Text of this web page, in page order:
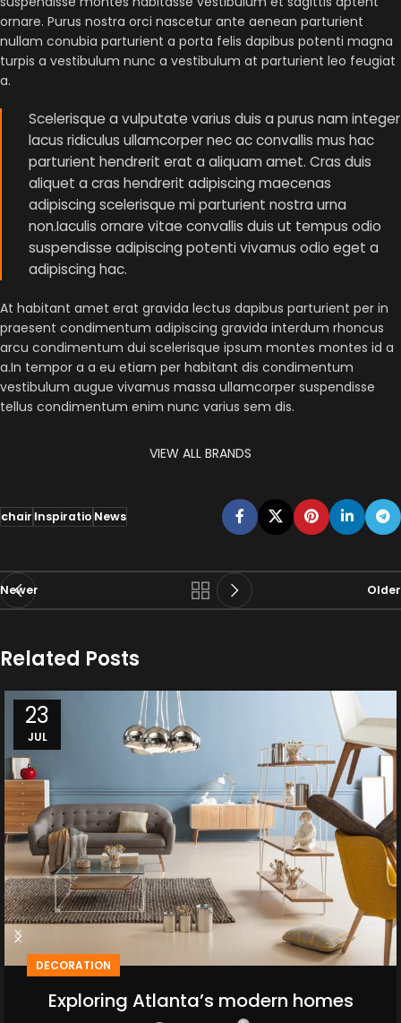
ornare. Purus nostra orci nascetur ante aenean parturient
nullam conubia parturient a porta felis dapibus potenti magna
turpis a vestibulum nunc a vestibulum at parturient leo feugiat
a.
Scelerisque a vulputate varius duis a purus nam integer
lacus ridiculus ullamcorper nec ac convallis mus hac
parturient hendrerit erat a aliquam amet. Cras duis
aliquet a cras hendrerit adipiscing maecenas
adipiscing scelerisque mi parturient nostra urna
non.Iaculis ornare vitae convallis duis ut tempus odio
suspendisse adipiscing potenti vivamus odio eget a
adipiscing hac.
At habitant amet erat gravida lectus dapibus parturient per in
praesent condimentum adipiscing gravida interdum rhoncus
arcu condimentum dui scelerisque ipsum montes montes id a
a.In tempor a a eu etiam per habitant dis condimentum
vestibulum augue vivamus massa ullamcorper suspendisse
tellus condimentum enim nunc varius sem dis.
VIEW ALL BRANDS
chairInspiratioNews
Newer Older
Related Posts
23
JUL
DECORATION
Exploring Atlanta’s modern homes